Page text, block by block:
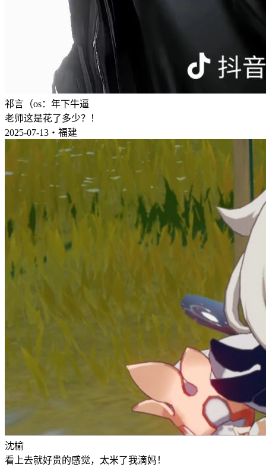
祁言（os：年下牛逼
老师这是花了多少？！
2025-07-13・福建
沈榆
看上去就好贵的感觉，太米了我滴妈！